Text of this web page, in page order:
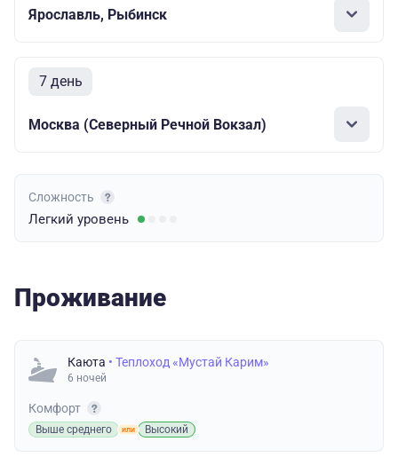
Ярославль, Рыбинск
7 день
Москва (Северный Речной Вокзал)
Сложность
Легкий уровень
Проживание
Каюта • Теплоход «Мустай Карим»
6 ночей
Комфорт
Выше среднего Высокий